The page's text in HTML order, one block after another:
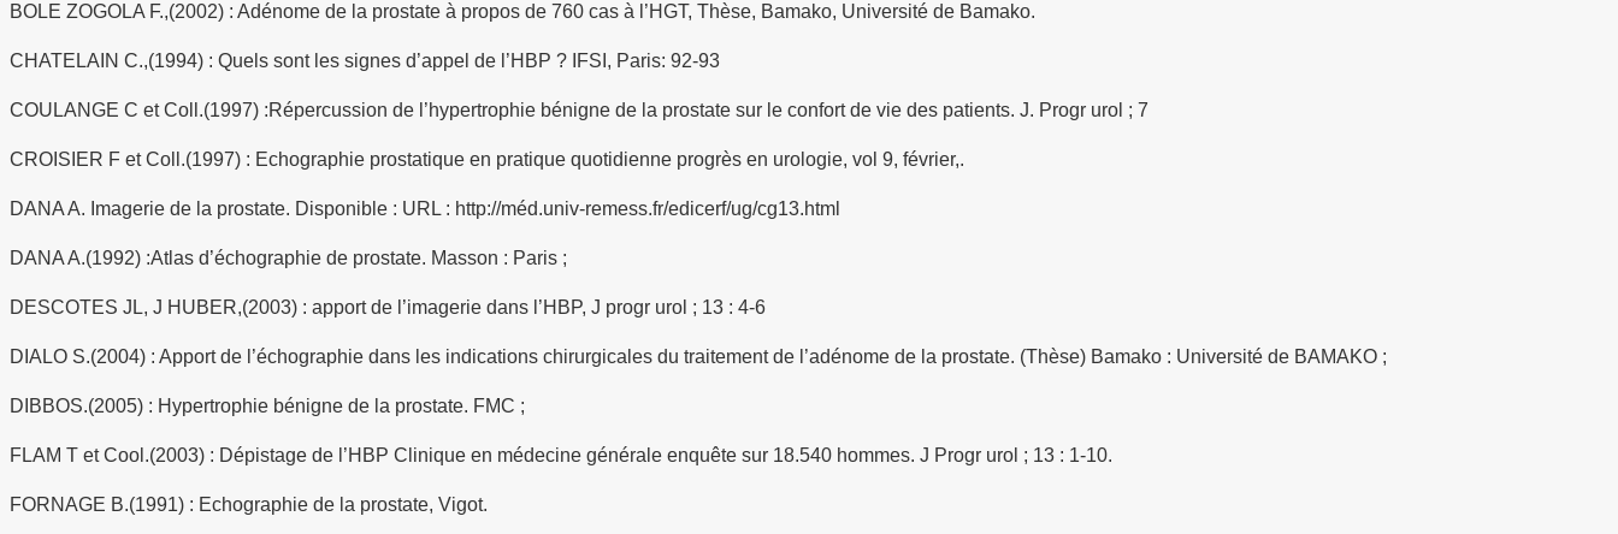
BOLE ZOGOLA F.,(2002) : Adénome de la prostate à propos de 760 cas à l’HGT, Thèse, Bamako, Université de Bamako.
CHATELAIN C.,(1994) : Quels sont les signes d’appel de l’HBP ? IFSI, Paris: 92-93
COULANGE C et Coll.(1997) :Répercussion de l’hypertrophie bénigne de la prostate sur le confort de vie des patients. J. Progr urol ; 7
CROISIER F et Coll.(1997) : Echographie prostatique en pratique quotidienne progrès en urologie, vol 9, février,.
DANA A. Imagerie de la prostate. Disponible : URL : http://méd.univ-remess.fr/edicerf/ug/cg13.html
DANA A.(1992) :Atlas d’échographie de prostate. Masson : Paris ;
DESCOTES JL, J HUBER,(2003) : apport de l’imagerie dans l’HBP, J progr urol ; 13 : 4-6
DIALO S.(2004) : Apport de l’échographie dans les indications chirurgicales du traitement de l’adénome de la prostate. (Thèse) Bamako : Université de BAMAKO ;
DIBBOS.(2005) : Hypertrophie bénigne de la prostate. FMC ;
FLAM T et Cool.(2003) : Dépistage de l’HBP Clinique en médecine générale enquête sur 18.540 hommes. J Progr urol ; 13 : 1-10.
FORNAGE B.(1991) : Echographie de la prostate, Vigot.